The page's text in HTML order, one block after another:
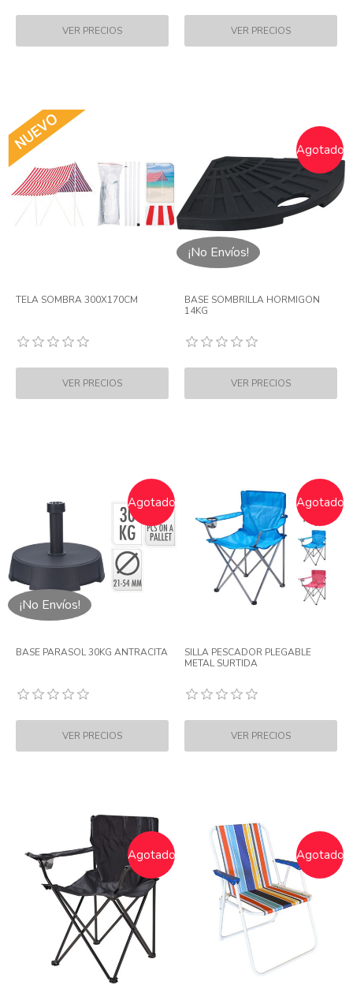
TELA SOMBRA 300X170CM
Agotado
¡No Envíos!
BASE SOMBRILLA HORMIGON
14KG
Agotado
¡No Envíos!
BASE PARASOL 30KG ANTRACITA
Agotado
SILLA PESCADOR PLEGABLE
METAL SURTIDA
Agotado Agotado